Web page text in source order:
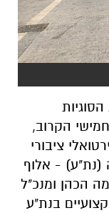
הקרוב,
וירטואלי ציבורי
(נת"ע) - אלוף
הכהן ומנכ"ל
בנת"ע